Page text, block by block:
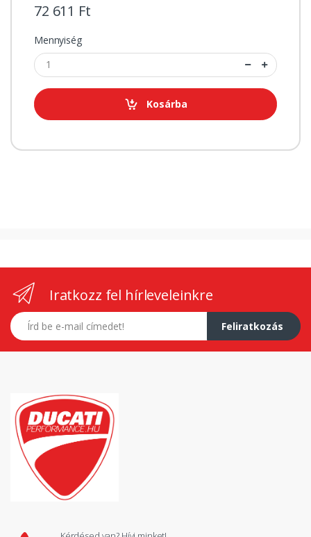
72 611 Ft
Mennyiség
Kosárba
Iratkozz fel hírleveleinkre
E-mail címed
Feliratkozás